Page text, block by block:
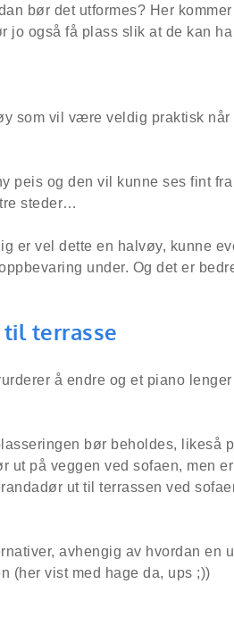
bør det utformes? Her
jo også få plass slik at de kan
som vil være veldig praktisk
peis og den vil kunne ses fint
steder…
er vel dette en halvøy, kunne
under. Og det er
terrasse
å endre og et piano
bør beholdes, likeså
ut på veggen ved sofaen, men
ut til terrassen ved
avhengig av hvordan en
(her vist med hage da, ups ;))